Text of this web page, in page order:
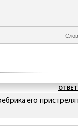
его